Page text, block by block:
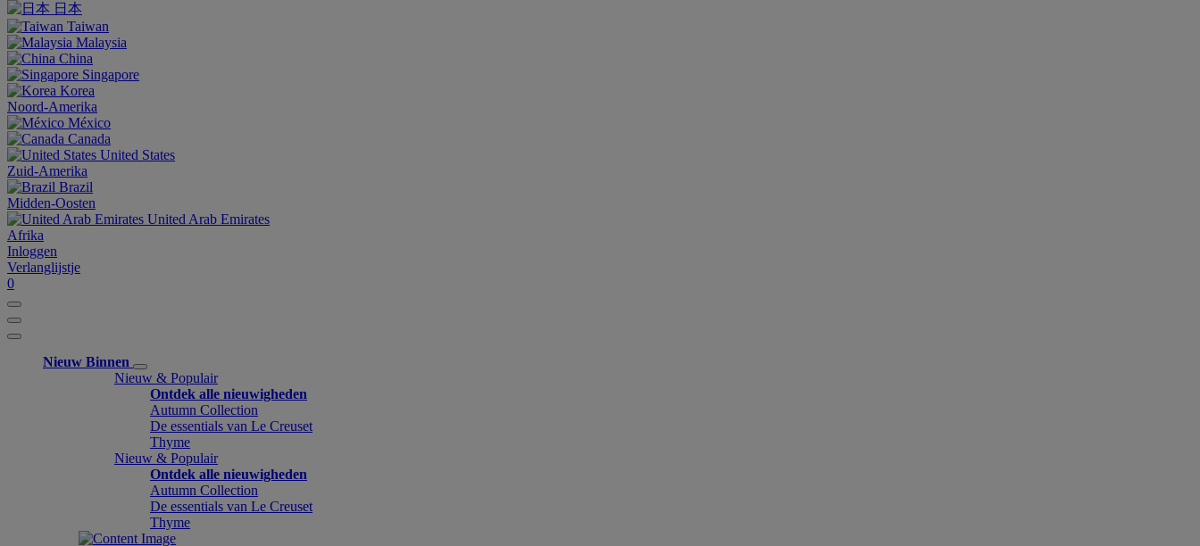
日本
Taiwan
Malaysia
China
Singapore
Korea
Noord-Amerika
México
Canada
United States
Zuid-Amerika
Brazil
Midden-Oosten
United Arab Emirates
Afrika
Inloggen
Verlanglijstje
0
Nieuw Binnen
Nieuw & Populair
Ontdek alle nieuwigheden
Autumn Collection
De essentials van Le Creuset
Thyme
Nieuw & Populair
Ontdek alle nieuwigheden
Autumn Collection
De essentials van Le Creuset
Thyme